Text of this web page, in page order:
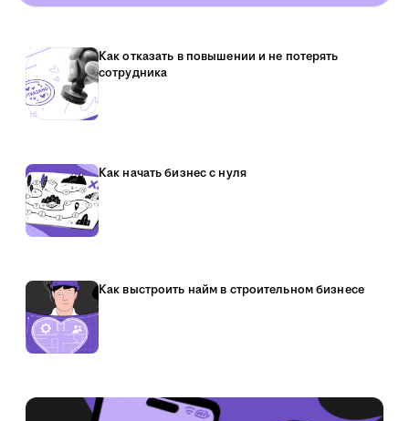
Как отказать в повышении и не потерять
сотрудника
Как начать бизнес с нуля
Как выстроить найм в строительном бизнесе